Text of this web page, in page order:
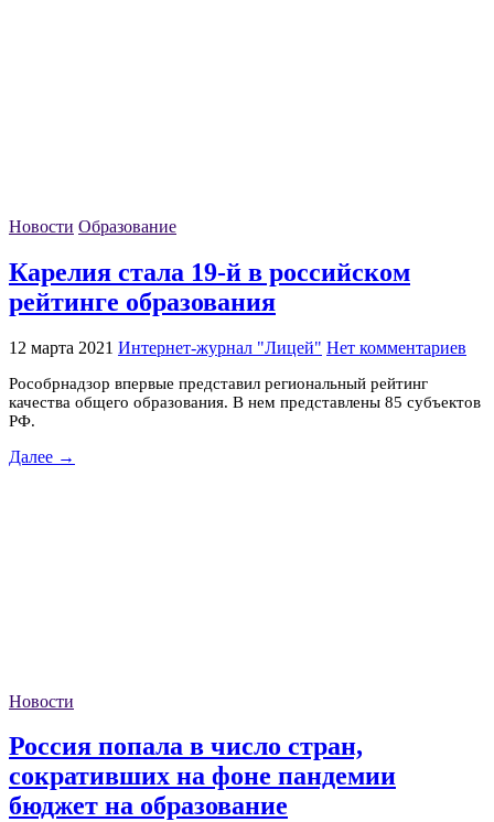
Новости Образование
Карелия стала 19-й в российском
рейтинге образования
12 марта 2021 Интернет-журнал "Лицей" Нет комментариев
Рособрнадзор впервые представил региональный рейтинг
качества общего образования. В нем представлены 85 субъектов
РФ.
Далее →
Новости
Россия попала в число стран,
сокративших на фоне пандемии
бюджет на образование